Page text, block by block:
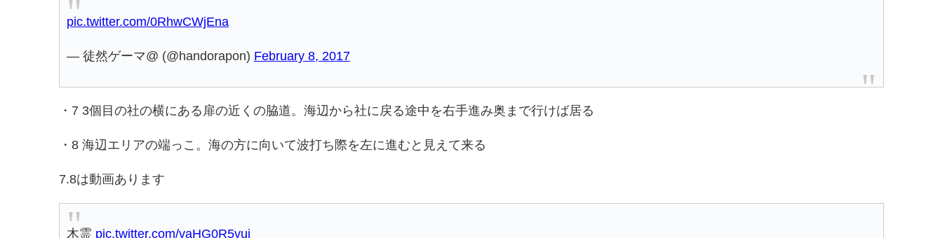
pic.twitter.com/0RhwCWjEna
— 徒然ゲーマ@ (@handorapon) February 8, 2017
・7 3個目の社の横にある扉の近くの脇道。海辺から社に戻る途中を右手進み奥まで行けば居る
・8 海辺エリアの端っこ。海の方に向いて波打ち際を左に進むと見えて来る
7.8は動画あります
木霊 pic.twitter.com/vaHG0R5vuj